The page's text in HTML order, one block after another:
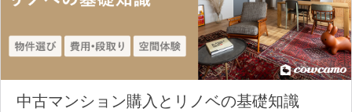
中古マンション購入とリノベの基礎知識